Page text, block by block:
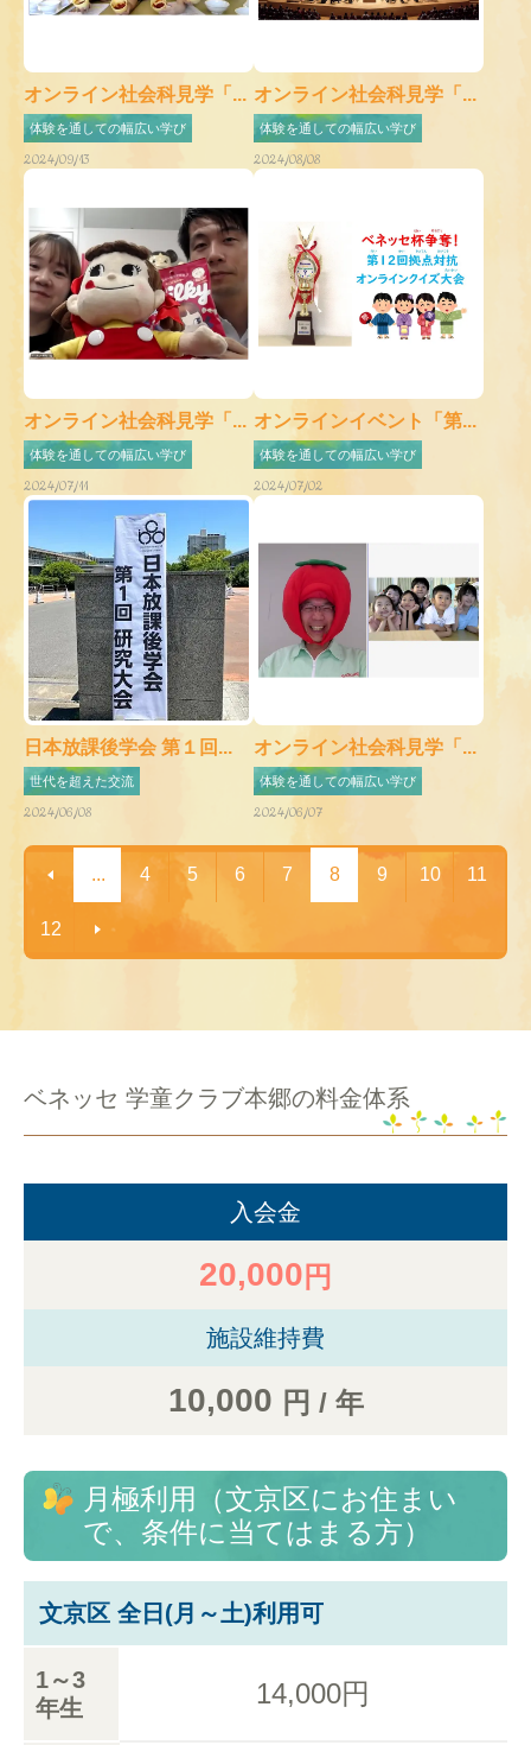
オンライン社会科見学「...
体験を通しての幅広い学び
2024/09/13
オンライン社会科見学「...
体験を通しての幅広い学び
2024/08/08
オンライン社会科見学「...
体験を通しての幅広い学び
2024/07/11
オンラインイベント「第...
体験を通しての幅広い学び
2024/07/02
日本放課後学会 第１回...
世代を超えた交流
2024/06/08
オンライン社会科見学「...
体験を通しての幅広い学び
2024/06/07
... 4 5 6 7 8 9 10 11
12
ベネッセ 学童クラブ本郷の料金体系
入会金
20,000 円
施設維持費
10,000 円 / 年
月極利用（文京区にお住まい
で、条件に当てはまる方）
文京区 全日(月～土)利用可
1～3
年生
14,000円